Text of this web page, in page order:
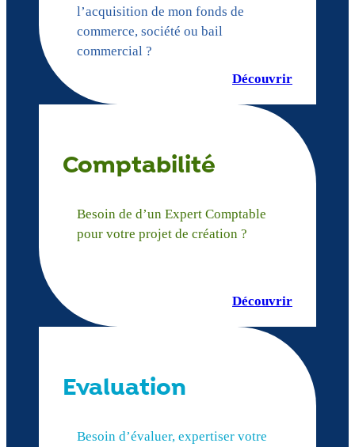
l’acquisition de mon fonds de
commerce, société ou bail
commercial ?
Découvrir
Comptabilité
Besoin de d’un Expert Comptable
pour votre projet de création ?
Découvrir
Evaluation
Besoin d’évaluer, expertiser votre